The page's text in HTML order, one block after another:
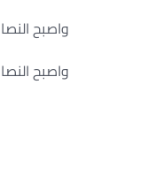
واصبح النصاب
واصبح